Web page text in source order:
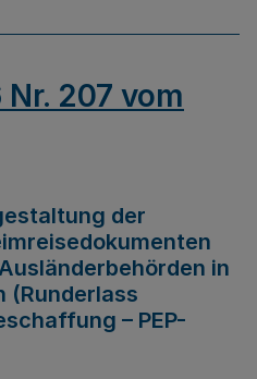
207 vom
der
in
(Runderlass
– PEP-